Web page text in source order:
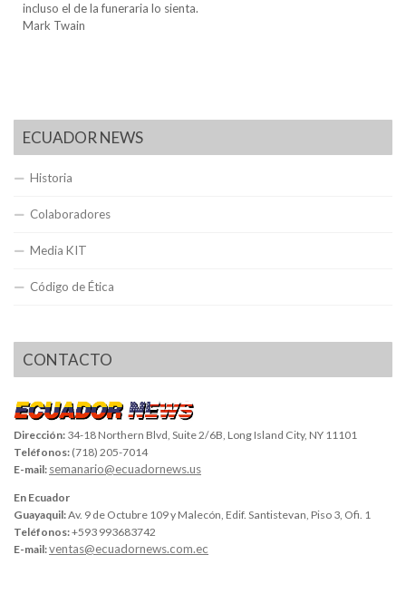
incluso el de la funeraria lo sienta.
Mark Twain
ECUADOR NEWS
Historia
Colaboradores
Media KIT
Código de Ética
CONTACTO
Dirección: 34-18 Northern Blvd, Suite 2/6B, Long Island City, NY 11101
Teléfonos: (718) 205-7014
E-mail: semanario@ecuadornews.us
En Ecuador
Guayaquil:Av. 9 de Octubre 109 y Malecón, Edif. Santistevan, Piso 3, Ofi. 1
Teléfonos:+593 993683742
E-mail:ventas@ecuadornews.com.ec